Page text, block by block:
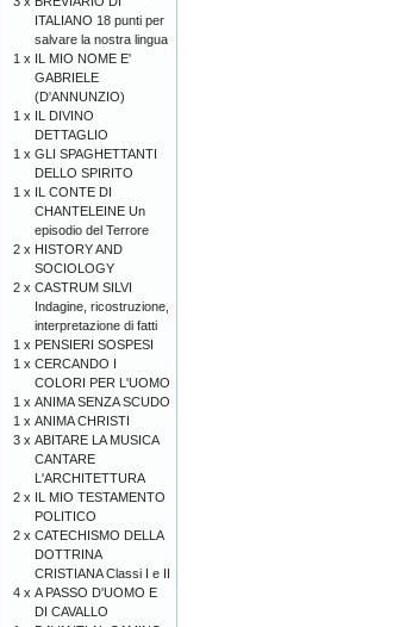
ITALIANO 18 punti per
salvare la nostra lingua
1 x IL MIO NOME E'
GABRIELE
(D'ANNUNZIO)
1 x IL DIVINO
DETTAGLIO
1 x GLI SPAGHETTANTI
DELLO SPIRITO
1 x IL CONTE DI
CHANTELEINE Un
episodio del Terrore
2 x HISTORY AND
SOCIOLOGY
2 x CASTRUM SILVI
Indagine, ricostruzione,
interpretazione di fatti
1 x PENSIERI SOSPESI
1 x CERCANDO I
COLORI PER L'UOMO
1 x ANIMA SENZA SCUDO
1 x ANIMA CHRISTI
3 x ABITARE LA MUSICA
CANTARE
L'ARCHITETTURA
2 x IL MIO TESTAMENTO
POLITICO
2 x CATECHISMO DELLA
DOTTRINA
CRISTIANA Classi I e II
4 x A PASSO D'UOMO E
DI CAVALLO